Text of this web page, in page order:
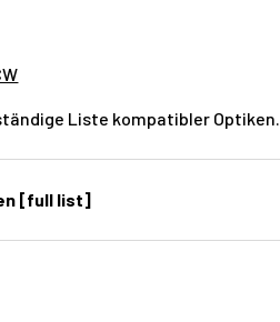
Liste kompatibler Optiken.
[full list]